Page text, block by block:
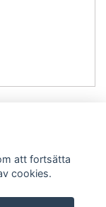
att fortsätta
cookies.